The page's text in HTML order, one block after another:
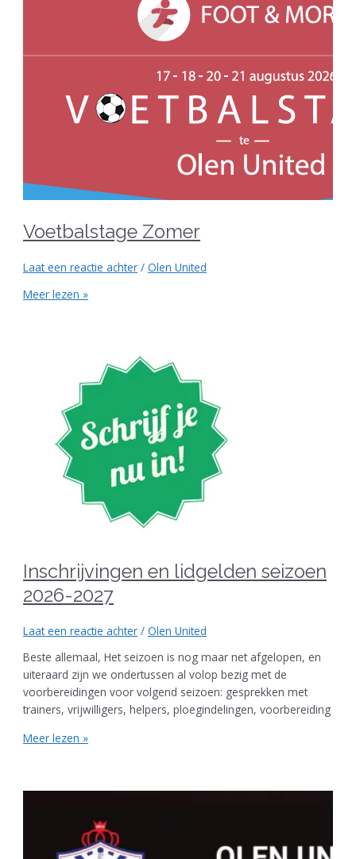
Voetbalstage Zomer
Laat een reactie achter /Olen United
Meer lezen »
Inschrijvingen en lidgelden seizoen
2026-2027
Laat een reactie achter /Olen United
Beste allemaal, Het seizoen is nog maar net afgelopen, en
uiteraard zijn we ondertussen al volop bezig met de
voorbereidingen voor volgend seizoen: gesprekken met
trainers, vrijwilligers, helpers, ploegindelingen, voorbereiding
Meer lezen »